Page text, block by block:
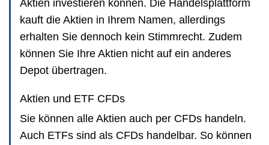
Aktien investieren können. Die Handelsplattform
kauft die Aktien in Ihrem Namen, allerdings
erhalten Sie dennoch kein Stimmrecht. Zudem
können Sie Ihre Aktien nicht auf ein anderes
Depot übertragen.
Aktien und ETF CFDs
Sie können alle Aktien auch per CFDs handeln.
Auch ETFs sind als CFDs handelbar. So können